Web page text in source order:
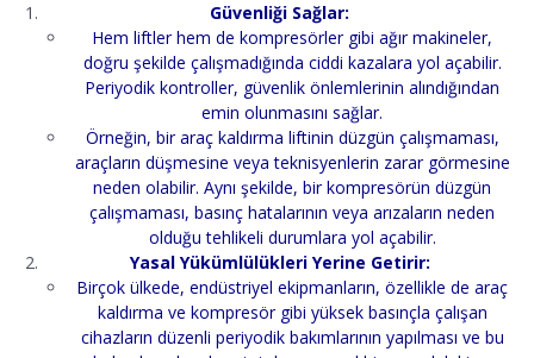
Güvenliği Sağlar:
Hem liftler hem de kompresörler gibi ağır makineler,
doğru şekilde çalışmadığında ciddi kazalara yol açabilir.
Periyodik kontroller, güvenlik önlemlerinin alındığından
emin olunmasını sağlar.
Örneğin, bir araç kaldırma liftinin düzgün çalışmaması,
araçların düşmesine veya teknisyenlerin zarar görmesine
neden olabilir. Aynı şekilde, bir kompresörün düzgün
çalışmaması, basınç hatalarının veya arızaların neden
olduğu tehlikeli durumlara yol açabilir.
Yasal Yükümlülükleri Yerine Getirir:
Birçok ülkede, endüstriyel ekipmanların, özellikle de araç
kaldırma ve kompresör gibi yüksek basınçla çalışan
cihazların düzenli periyodik bakımlarının yapılması ve bu